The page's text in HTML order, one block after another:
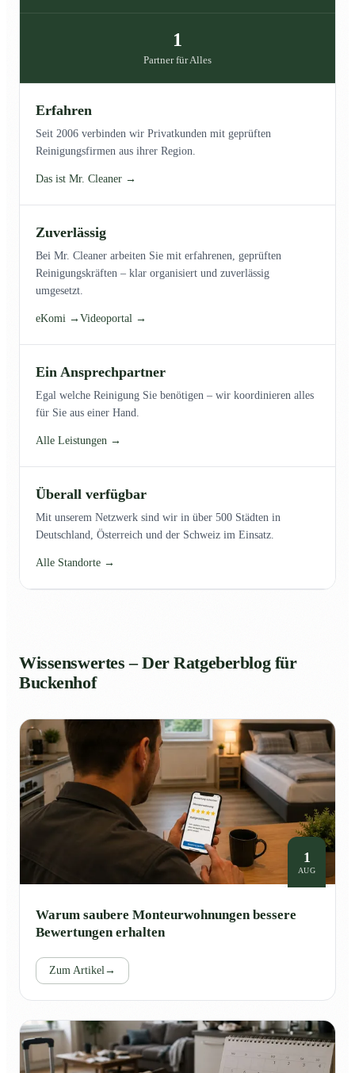
1
Partner für Alles
Erfahren
Seit 2006 verbinden wir Privatkunden mit geprüften
Reinigungsfirmen aus ihrer Region.
Das ist Mr. Cleaner →
Zuverlässig
Bei Mr. Cleaner arbeiten Sie mit erfahrenen, geprüften
Reinigungskräften – klar organisiert und zuverlässig
umgesetzt.
eKomi → Videoportal →
Ein Ansprechpartner
Egal welche Reinigung Sie benötigen – wir koordinieren alles
für Sie aus einer Hand.
Alle Leistungen →
Überall verfügbar
Mit unserem Netzwerk sind wir in über 500 Städten in
Deutschland, Österreich und der Schweiz im Einsatz.
Alle Standorte →
Wissenswertes – Der Ratgeberblog für
Buckenhof
1
AUG
Warum saubere Monteurwohnungen bessere
Bewertungen erhalten
Zum Artikel→